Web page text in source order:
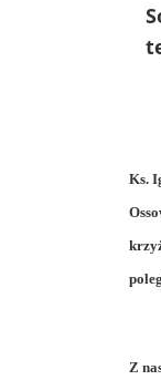
Ks.
Z